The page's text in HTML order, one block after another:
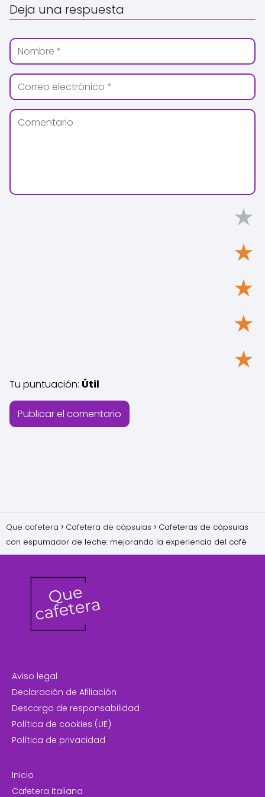
Deja una respuesta
★
★
★
★
★
Tu puntuación: Útil
Que cafetera Cafetera de cápsulas
Cafeteras de cápsulas
con espumador de leche: mejorando la experiencia del café
Aviso legal
Declaración de Afiliación
Descargo de responsabilidad
Política de cookies (UE)
Política de privacidad
Inicio
Cafetera italiana